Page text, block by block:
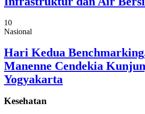
10
Nasional
Hari Kedua
Manenne Cendekia
Yogyakarta
Kesehatan